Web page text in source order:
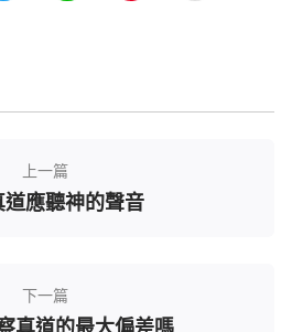
迦南的豐富？誰不盼望「救贖
大有能力者？我的發聲要在全
面對全宇說話，我也是面對人
成了人的珍品，人都寶愛我的
賀我的來到，因著我的發聲，
上一篇
道應聽神的聲音
下一篇
真道的最大偏差嗎